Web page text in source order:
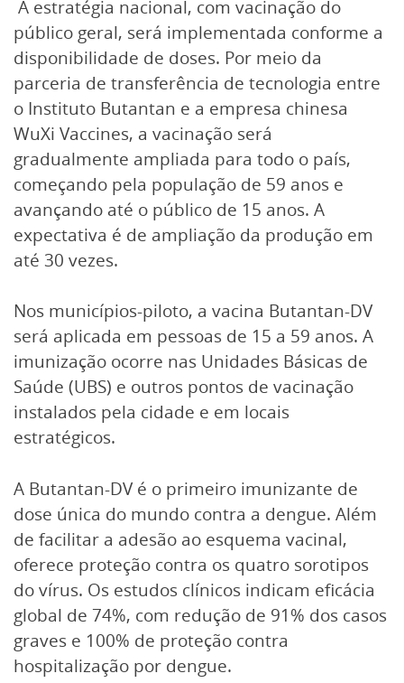
A estratégia nacional, com vacinação do
público geral, será implementada conforme a
disponibilidade de doses. Por meio da
parceria de transferência de tecnologia entre
o Instituto Butantan e a empresa chinesa
WuXi Vaccines, a vacinação será
gradualmente ampliada para todo o país,
começando pela população de 59 anos e
avançando até o público de 15 anos. A
expectativa é de ampliação da produção em
até 30 vezes.
Nos municípios-piloto, a vacina Butantan-DV
será aplicada em pessoas de 15 a 59 anos. A
imunização ocorre nas Unidades Básicas de
Saúde (UBS) e outros pontos de vacinação
instalados pela cidade e em locais
estratégicos.
A Butantan-DV é o primeiro imunizante de
dose única do mundo contra a dengue. Além
de facilitar a adesão ao esquema vacinal,
oferece proteção contra os quatro sorotipos
do vírus. Os estudos clínicos indicam eficácia
global de 74%, com redução de 91% dos casos
graves e 100% de proteção contra
hospitalização por dengue.